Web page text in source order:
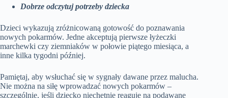
Dobrze odczytuj potrzeby dziecka
Dzieci wykazują zróżnicowaną gotowość do poznawania
nowych pokarmów. Jedne akceptują pierwsze łyżeczki
marchewki czy ziemniaków w połowie piątego miesiąca, a
inne kilka tygodni później.
Pamiętaj, aby wsłuchać się w sygnały dawane przez malucha.
Nie można na siłę wprowadzać nowych pokarmów –
szczególnie, jeśli dziecko niechętnie reaguje na podawane